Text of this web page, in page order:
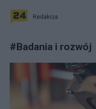
Redakcja
#Badania i rozwój